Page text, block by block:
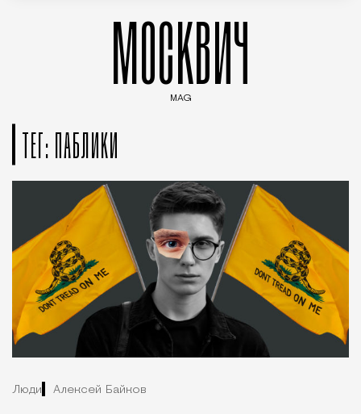
МОСКВИЧ
MAG
ТЕГ: ПАБЛИКИ
Люди Алексей Байков